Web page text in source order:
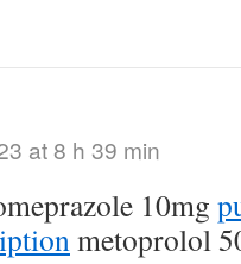
at 8 h 39 min
10mg
metoprolol